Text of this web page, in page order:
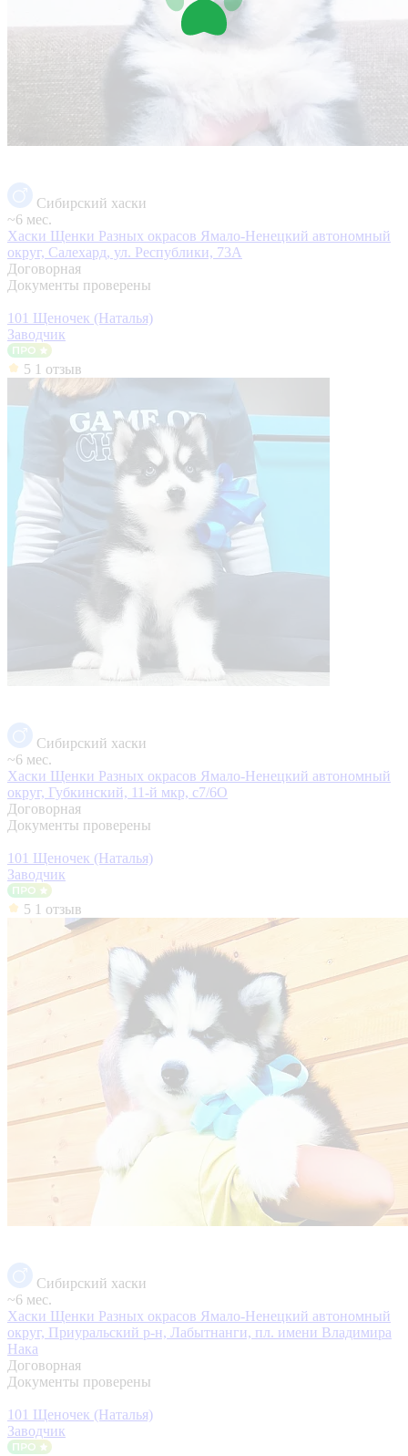
Сибирский хаски
~6 мес.
Хаски Щенки Разных окрасов Ямало-Ненецкий автономный
округ, Салехард, ул. Республики, 73А
Договорная
Документы проверены
101 Щеночек (Наталья)
Заводчик
5 1 отзыв
Сибирский хаски
~6 мес.
Хаски Щенки Разных окрасов Ямало-Ненецкий автономный
округ, Губкинский, 11-й мкр, с7/6О
Договорная
Документы проверены
101 Щеночек (Наталья)
Заводчик
5 1 отзыв
Сибирский хаски
~6 мес.
Хаски Щенки Разных окрасов Ямало-Ненецкий автономный
округ, Приуральский р-н, Лабытнанги, пл. имени Владимира
Нака
Договорная
Документы проверены
101 Щеночек (Наталья)
Заводчик